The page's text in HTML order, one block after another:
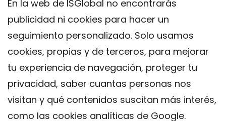
En la web de ISGlobal no encontrarás
publicidad ni cookies para hacer un
seguimiento personalizado. Solo usamos
cookies, propias y de terceros, para mejorar
tu experiencia de navegación, proteger tu
privacidad, saber cuantas personas nos
visitan y qué contenidos suscitan más interés,
como las cookies analíticas de Google.